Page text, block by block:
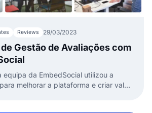
Reviews 29/03/2023
Gestão de Avaliações com
equipa da EmbedSocial utilizou a
melhorar a plataforma e criar valor